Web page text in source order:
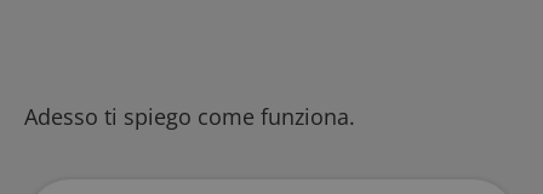
Adesso ti spiego come funziona.